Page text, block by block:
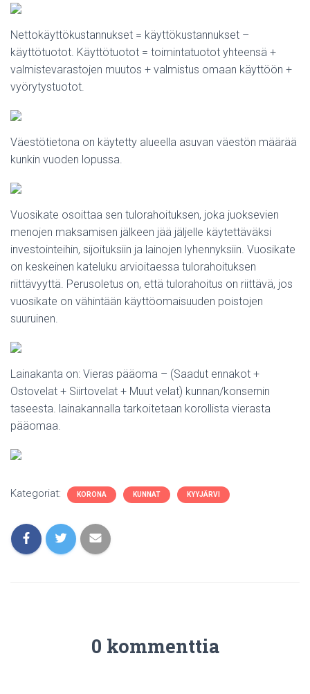
Nettokäyttökustannukset = käyttökustannukset –
käyttötuotot. Käyttötuotot = toimintatuotot yhteensä +
valmistevarastojen muutos + valmistus omaan käyttöön +
vyörytystuotot.
Väestötietona on käytetty alueella asuvan väestön määrää
kunkin vuoden lopussa.
Vuosikate osoittaa sen tulorahoituksen, joka juoksevien
menojen maksamisen jälkeen jää jäljelle käytettäväksi
investointeihin, sijoituksiin ja lainojen lyhennyksiin. Vuosikate
on keskeinen kateluku arvioitaessa tulorahoituksen
riittävyyttä. Perusoletus on, että tulorahoitus on riittävä, jos
vuosikate on vähintään käyttöomaisuuden poistojen
suuruinen.
Lainakanta on: Vieras pääoma – (Saadut ennakot +
Ostovelat + Siirtovelat + Muut velat) kunnan/konsernin
taseesta. lainakannalla tarkoitetaan korollista vierasta
pääomaa.
Kategoriat: KORONA KUNNAT KYYJÄRVI
0 kommenttia